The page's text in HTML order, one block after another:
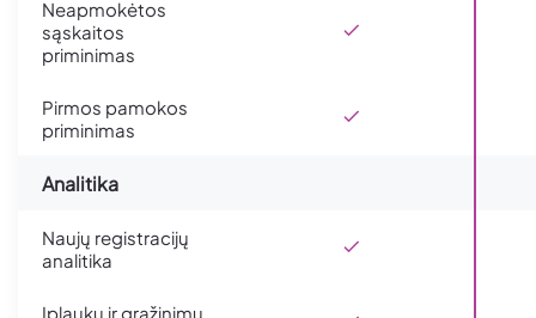
Neapmokėtos
sąskaitos
priminimas
Pirmos pamokos
priminimas
Analitika
Naujų registracijų
analitika
Įplaukų ir grąžinimų